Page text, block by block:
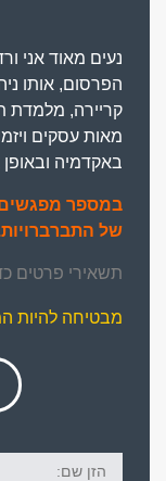
נעים מאוד אני
קריירה, מלמדת
מאות עסקים
באקדמיה ובאופן
במספר מפגשים
של
תשאירי פרטים
מבטיחה להיות
שם: